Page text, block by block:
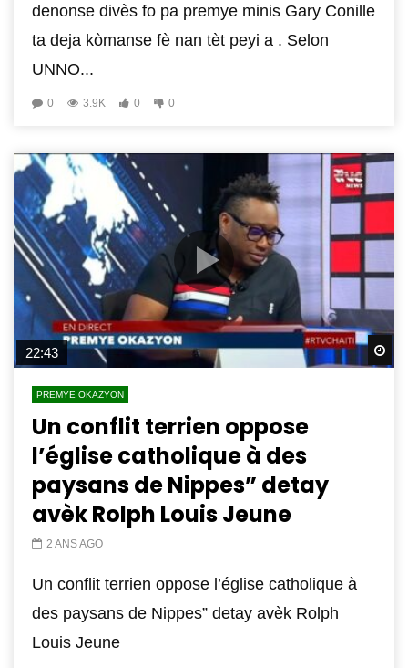
denonse divès fo pa premye minis Gary Conille
ta deja kòmanse fè nan tèt peyi a . Selon
UNNO...
0 3.9K 0 0
22:43
PREMYE OKAZYON
Un conflit terrien oppose
l’église catholique à des
paysans de Nippes” detay
avèk Rolph Louis Jeune
2 ANS AGO
Un conflit terrien oppose l’église catholique à
des paysans de Nippes” detay avèk Rolph
Louis Jeune